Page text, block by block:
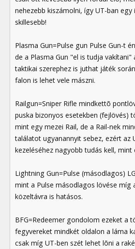
nehezebb kiszámolni, így UT-ban egy
skillesebb!
Plasma Gun=Pulse gun Pulse Gun-t
de a Plasma Gun "el is tudja
taktikai szerephez is juthat játék
falon is lehet vele mászni.
Railgun=Sniper Rifle mindkettõ
puska bizonyos esetekben (fejlövés)
mint egy mezei Rail, de a Rail-nek
találatot ugyanannyit sebez, ezért az
kezeléséhez nagyobb tudás kell, mint
Lightning Gun=Pulse (másodlagos)
mint a Pulse másodlagos lövése míg
közeltávra is hatásos.
BFG=Redeemer gondolom ezeket a
fegyvereket mindkét oldalon a láma
csak míg UT-ben szét lehet lõni a